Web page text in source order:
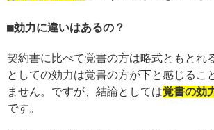
効力に違いはあるの？
契約書に比べて覚書の方は略式ともとれ
としての効力は覚書の方が下と感じるこ
ません。ですが、結論としては覚書の効
です。